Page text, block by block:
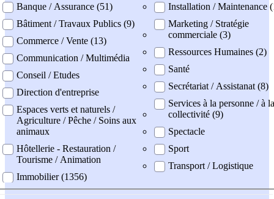
Banque / Assurance (51)
Bâtiment / Travaux Publics (9)
Commerce / Vente (13)
Communication / Multimédia
Conseil / Etudes
Direction d'entreprise
Espaces verts et naturels /
Agriculture / Pêche / Soins aux
animaux
Hôtellerie - Restauration /
Tourisme / Animation
Immobilier (1356)
Installation / Maintenance
Marketing / Stratégie
commerciale (3)
Ressources Humaines (2)
Santé
Secrétariat / Assistanat (8)
Services à la personne / à la
collectivité (9)
Spectacle
Sport
Transport / Logistique